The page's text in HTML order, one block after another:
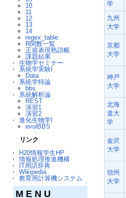
10
11
12
13
14
regex_table
R関数一覧
正規表現熟語帳
課題結果
生物学セミナー
系統学実験I
Data
系統学特論
bbs
系統解析論
REST
演習1
演習2
進化生物学I
evolBBS
リンク
H20情報学生HP
情報処理推進機構
IT用語辞典
Wikipedia
教育用計算機システム
↑
M E N U
学
九州
大学
京都
大学
神戸
大学
北海
道大
学
金沢
大学
信州
大学